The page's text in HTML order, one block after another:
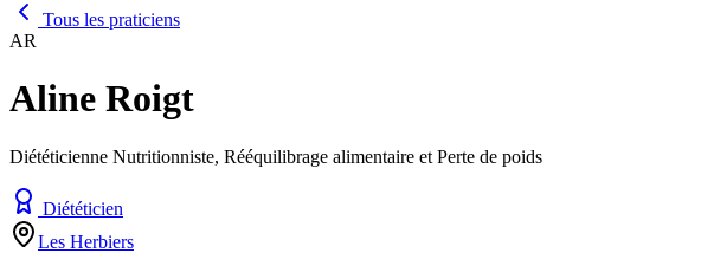
Tous les praticiens
AR
Aline Roigt
Diététicienne Nutritionniste, Rééquilibrage alimentaire et Perte de poids
Diététicien
Les Herbiers